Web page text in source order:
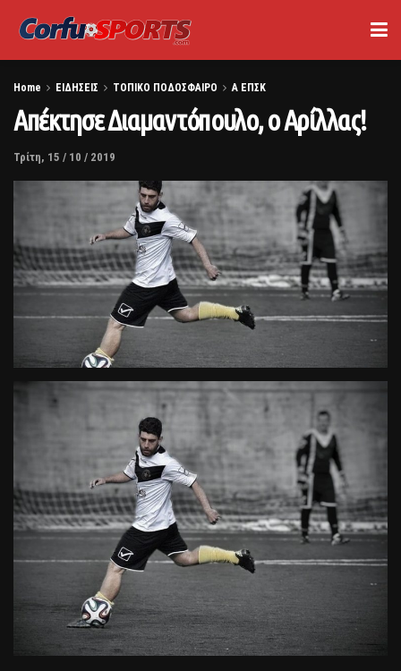
Home ΕΙΔΗΣΕΙΣ ΤΟΠΙΚΟ ΠΟΔΟΣΦΑΙΡΟ Α ΕΠΣΚ
Απέκτησε Διαμαντόπουλο, ο Αρίλλας!
Τρίτη, 15 / 10 / 2019